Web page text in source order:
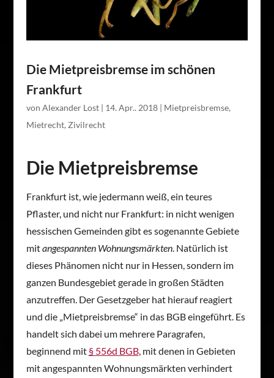
Die Mietpreisbremse im schönen
Frankfurt
von Alexander Lost| 14. Apr.. 2018| Mietpreisbremse,
Mietrecht, Zivilrecht
Die Mietpreisbremse
Frankfurt ist, wie jedermann weiß, ein teures
Pflaster, und nicht nur Frankfurt: in nicht wenigen
hessischen Gemeinden gibt es sogenannte Gebiete
mitangespannten Wohnungsmärkten. Natürlich ist
dieses Phänomen nicht nur in Hessen, sondern im
ganzen Bundesgebiet gerade in großen Städten
anzutreffen. Der Gesetzgeber hat hierauf reagiert
und die „Mietpreisbremse“ in das BGB eingeführt. Es
handelt sich dabei um mehrere Paragrafen,
beginnend mit § 556d BGB, mit denen in Gebieten
mit angespannten Wohnungsmärkten verhindert